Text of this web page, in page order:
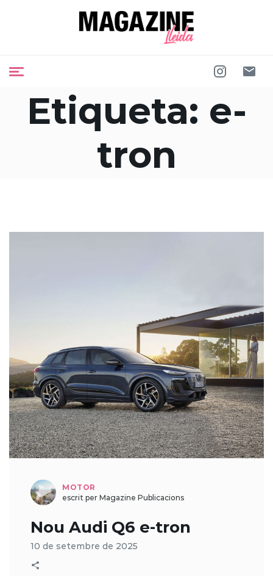
Etiqueta: e-
tron
MOTOR
escrit per Magazine Publicacions
Nou Audi Q6 e-tron
10 de setembre de 2025